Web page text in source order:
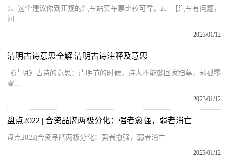
1、这个建议你到正规的汽车站买车票比较可靠。2、【汽车有问题，
问...
2023/01/12
清明古诗意思全解 清明古诗注释及意思
《清明》古诗的意思：清明节的时候，诗人不能够回家扫墓，却孤零
零...
2023/01/12
盘点2022 | 合资品牌两极分化：强者愈强，弱者消亡
盘点2022|合资品牌两极分化：强者愈强，弱者消亡
2023/01/12